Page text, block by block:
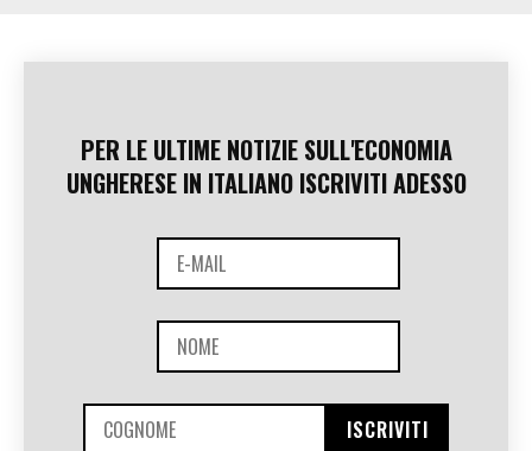
PER LE ULTIME NOTIZIE SULL'ECONOMIA
UNGHERESE IN ITALIANO ISCRIVITI ADESSO